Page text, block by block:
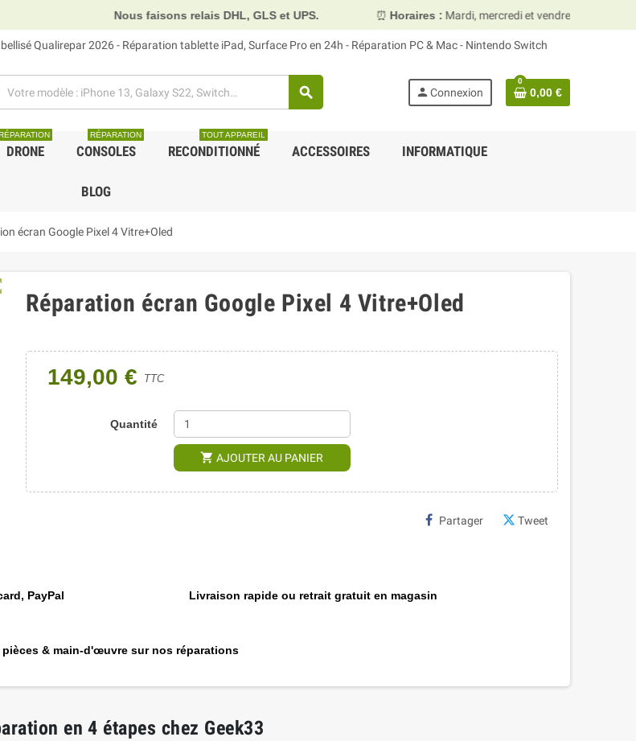
Nous faisons relais DHL, GLS et UPS. Horaires :Mardi, mercredi et vendredi 10h00–13h30
Qualirepar 2026 - Réparation tablette iPad, Surface Pro en 24h - Réparation PC & Mac - Nintendo Switch
search person Connexion
0
0,00 €
DRONE
RÉPARATION
CONSOLES
RÉPARATION
RECONDITIONNÉ
TOUT APPAREIL
ACCESSOIRES INFORMATIQUE
BLOG
écran Google Pixel 4 Vitre+Oled
Réparation écran Google Pixel 4 Vitre+Oled
149,00 € TTC
Quantité
shopping_cart AJOUTER AU PANIER
Partager Tweet
PayPal Livraison rapide ou retrait gratuit en magasin
pièces & main-d'œuvre sur nos réparations
en 4 étapes chez Geek33